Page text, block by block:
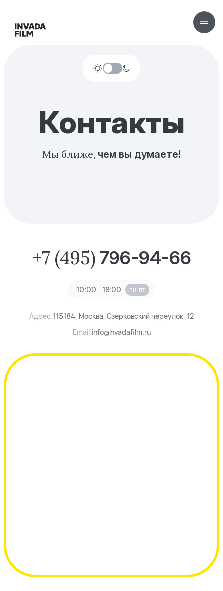
Контакты
Мы ближе, чем вы думаете!
+7 (495) 796-94-66
10:00 - 18:00 пн-пт
Адрес:115184, Москва, Озерковский переулок, 12
Email:info@invadafilm.ru